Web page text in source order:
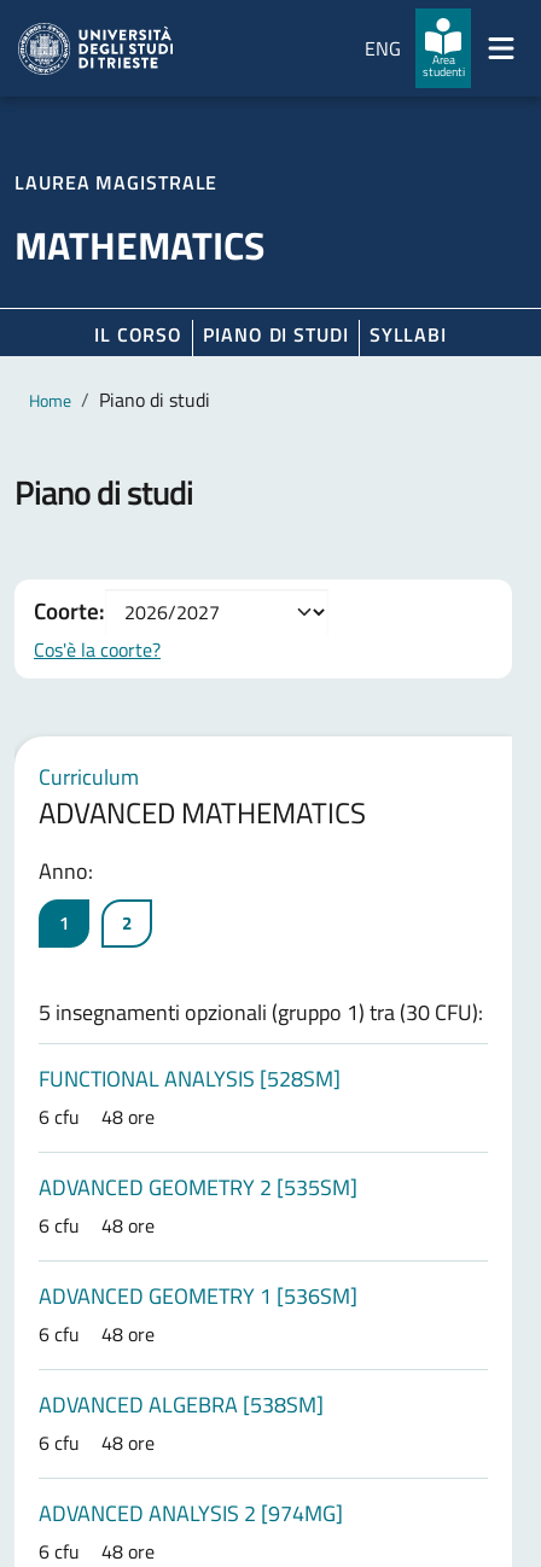
ENG
Area
studenti
LAUREA MAGISTRALE
MATHEMATICS
IL CORSO PIANO DI STUDI SYLLABI
Contenuto principale
Breadcrumb
Home Piano di studi
Piano di studi
Coorte:
Cos'è la coorte?
Curriculum
ADVANCED MATHEMATICS
Anno:
1 2
5 insegnamenti opzionali (gruppo 1) tra (30 CFU):
FUNCTIONAL ANALYSIS [528SM]
6 cfu 48 ore
ADVANCED GEOMETRY 2 [535SM]
6 cfu 48 ore
ADVANCED GEOMETRY 1 [536SM]
6 cfu 48 ore
ADVANCED ALGEBRA [538SM]
6 cfu 48 ore
ADVANCED ANALYSIS 2 [974MG]
6 cfu 48 ore